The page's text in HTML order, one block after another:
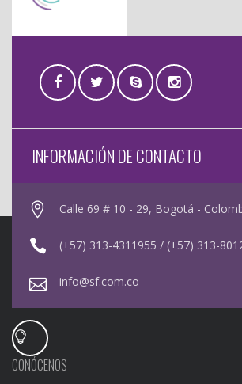
INFORMACIÓN DE CONTACTO
Calle 69 # 10 - 29, Bogotá -
(+57) 313-4311955 / (+57) 313-
info@sf.com.co
CONÓCENOS